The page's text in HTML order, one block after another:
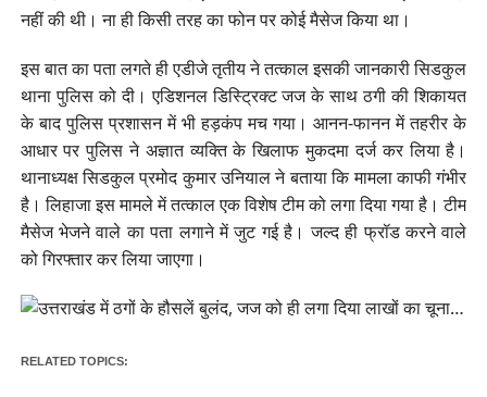
नहीं की थी। ना ही किसी तरह का फोन पर कोई मैसेज किया था।
इस बात का पता लगते ही एडीजे तृतीय ने तत्काल इसकी जानकारी सिडकुल
थाना पुलिस को दी। एडिशनल डिस्ट्रिक्ट जज के साथ ठगी की शिकायत
के बाद पुलिस प्रशासन में भी हड़कंप मच गया। आनन-फानन में तहरीर के
आधार पर पुलिस ने अज्ञात व्यक्ति के खिलाफ मुकदमा दर्ज कर लिया है।
थानाध्यक्ष सिडकुल प्रमोद कुमार उनियाल ने बताया कि मामला काफी गंभीर
है। लिहाजा इस मामले में तत्काल एक विशेष टीम को लगा दिया गया है। टीम
मैसेज भेजने वाले का पता लगाने में जुट गई है। जल्द ही फ्रॉड करने वाले
को गिरफ्तार कर लिया जाएगा।
RELATED TOPICS: